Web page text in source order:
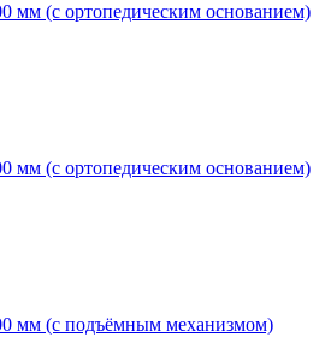
мм (с ортопедическим основанием)
мм (с ортопедическим основанием)
мм (с подъёмным механизмом)